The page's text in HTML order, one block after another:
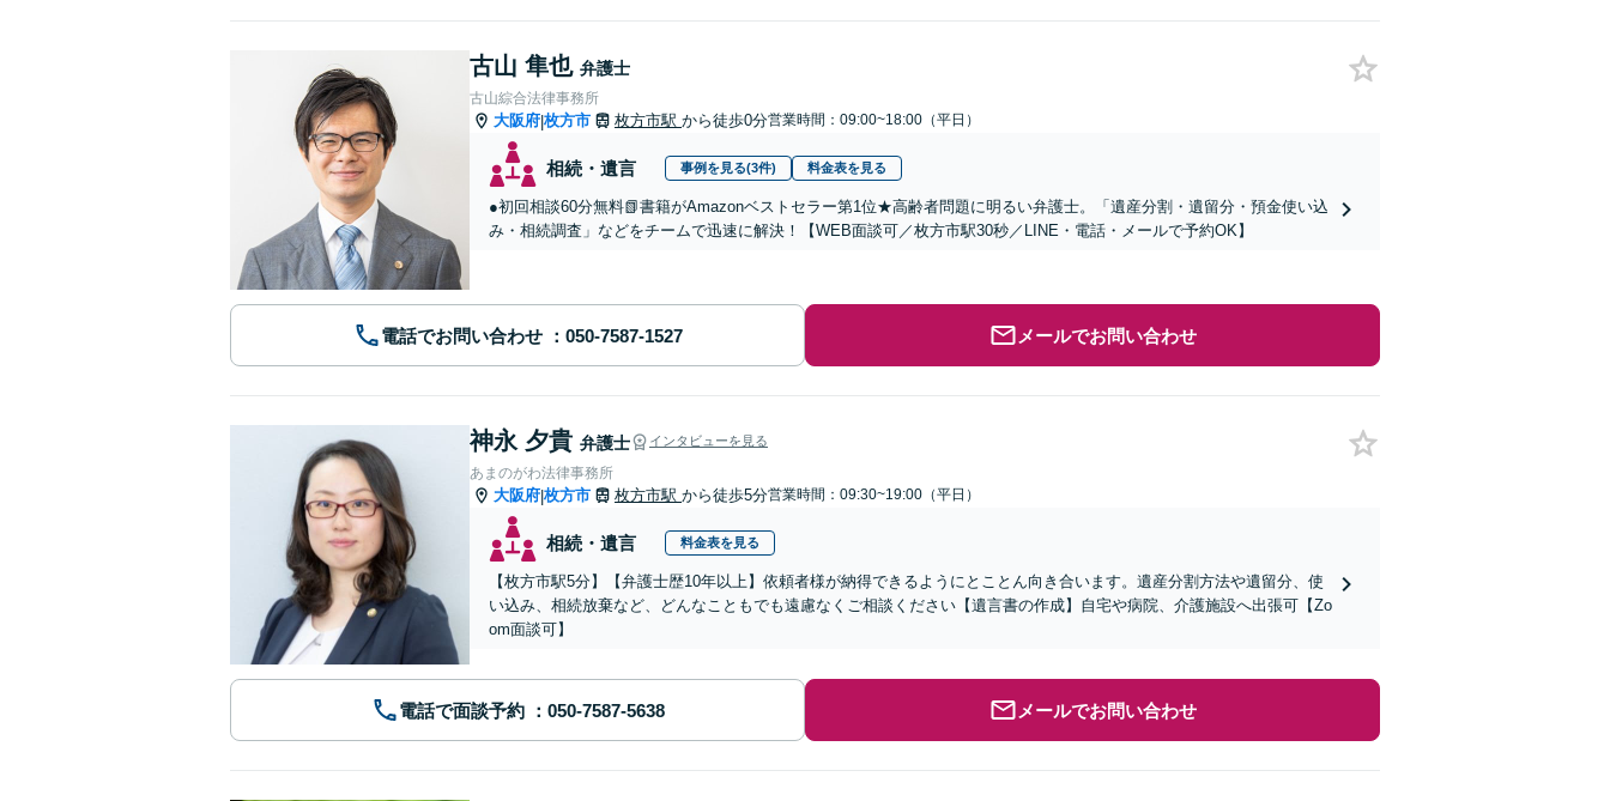
古山 隼也 弁護士
古山綜合法律事務所
大阪府|枚方市 枚方市駅 から徒歩0分営業時間：09:00~18:00（平日）
相続・遺言 事例を見る(3件) 料金表を見る
●初回相談60分無料📗書籍がAmazonベストセラー第1位★高齢者問題に明るい弁護士。「遺産分割・遺留分・預金使い込
み・相続調査」などをチームで迅速に解決！【WEB面談可／枚方市駅30秒／LINE・電話・メールで予約OK】
電話でお問い合わせ メールでお問い合わせ
神永 夕貴 弁護士 インタビューを見る
あまのがわ法律事務所
大阪府|枚方市 枚方市駅 から徒歩5分営業時間：09:30~19:00（平日）
相続・遺言 料金表を見る
【枚方市駅5分】【弁護士歴10年以上】依頼者様が納得できるようにとことん向き合います。遺産分割方法や遺留分、使
い込み、相続放棄など、どんなこともでも遠慮なくご相談ください【遺言書の作成】自宅や病院、介護施設へ出張可【Zo
om面談可】
電話で面談予約 メールでお問い合わせ